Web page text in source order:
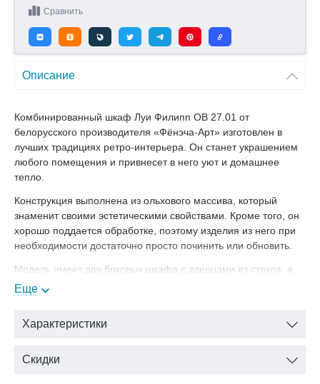
Сравнить
Описание
Комбинированный шкаф Луи Филипп ОВ 27.01 от
белорусского производителя «Фёнэча-Арт» изготовлен в
лучших традициях ретро-интерьера. Он станет украшением
любого помещения и привнесет в него уют и домашнее
тепло.
Конструкция выполнена из ольхового массива, который
знаменит своими эстетическими свойствами. Кроме того, он
хорошо поддается обработке, поэтому изделия из него при
необходимости достаточно просто починить или обновить.
Модель имеет два боковых шкафа с дверцами из стекла, а
также выдвигающиеся ящики для хранения документов и
хозяйственных мелочей. Удобные полочки в центре позволят
установить телевизор или проигрыватель.
Еще
Характеристики
Скидки